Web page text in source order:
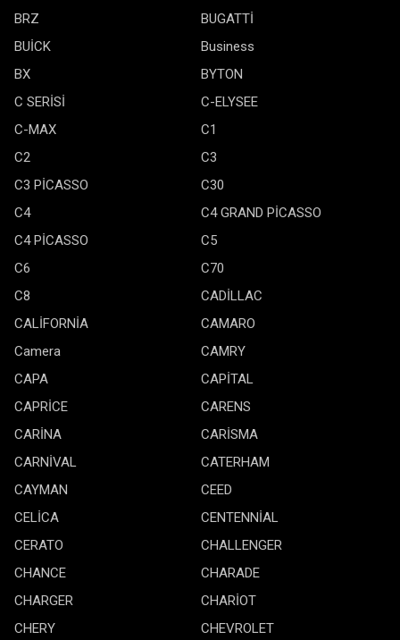
BRZ
BUGATTİ
BUİCK
Business
BX
BYTON
C SERİSİ
C-ELYSEE
C-MAX
C1
C2
C3
C3 PİCASSO
C30
C4
C4 GRAND PİCASSO
C4 PİCASSO
C5
C6
C70
C8
CADİLLAC
CALİFORNİA
CAMARO
Camera
CAMRY
CAPA
CAPİTAL
CAPRİCE
CARENS
CARİNA
CARİSMA
CARNİVAL
CATERHAM
CAYMAN
CEED
CELİCA
CENTENNİAL
CERATO
CHALLENGER
CHANCE
CHARADE
CHARGER
CHARİOT
CHERY
CHEVROLET